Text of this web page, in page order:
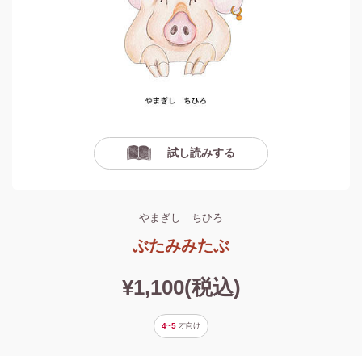
試し読みする
やまぎし ちひろ
ぶたみみたぶ
¥1,100(税込)
4~5 才向け